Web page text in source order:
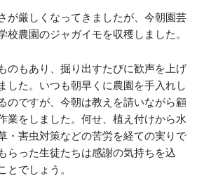
が厳しくなってきましたが、今朝園芸
校農園のジャガイモを収穫しました。
のもあり、掘り出すたびに歓声を上げ
した。いつも朝早くに農園を手入れし
のですが、今朝は教えを請いながら顧
業をしました。何せ、植え付けから水
・害虫対策などの苦労を経ての実りで
らった生徒たちは感謝の気持ちを込
とでしょう。